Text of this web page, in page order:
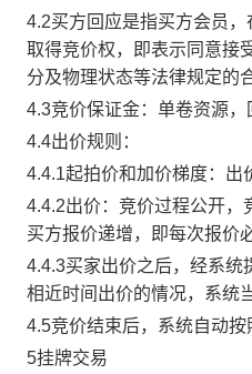
4.2买方回应是指买方会员
取得竞价权，即表示同意接
分及物理状态等法律规定的
4.3竞价保证金：单卷资源，
4.4出价规则：
4.4.1起拍价和加价梯度：出
4.4.2出价：竞价过程公开，
买方报价递增，即每次报价
4.4.3买家出价之后，经系统
相近时间出价的情况，系统
4.5竞价结束后，系统自动
5挂牌交易